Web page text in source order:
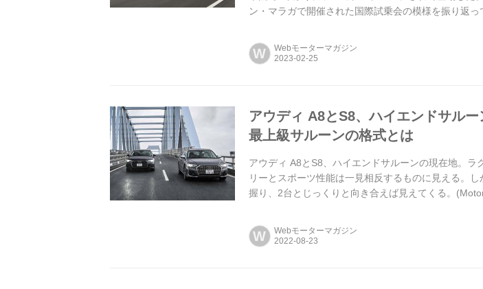
ン・マラガで開催された国際試乗会の模様を振り返
W Webモーターマガジン
アウディ A8とS8、ハイエンドサル
最上級サルーンの格式とは
アウディ A8とS8、ハイエンドサルーンの現在地。
リーとスポーツ性能は一見相反するものに見える。
握り、2台とじっくりと向き合えば見えてくる。
W Webモーターマガジン